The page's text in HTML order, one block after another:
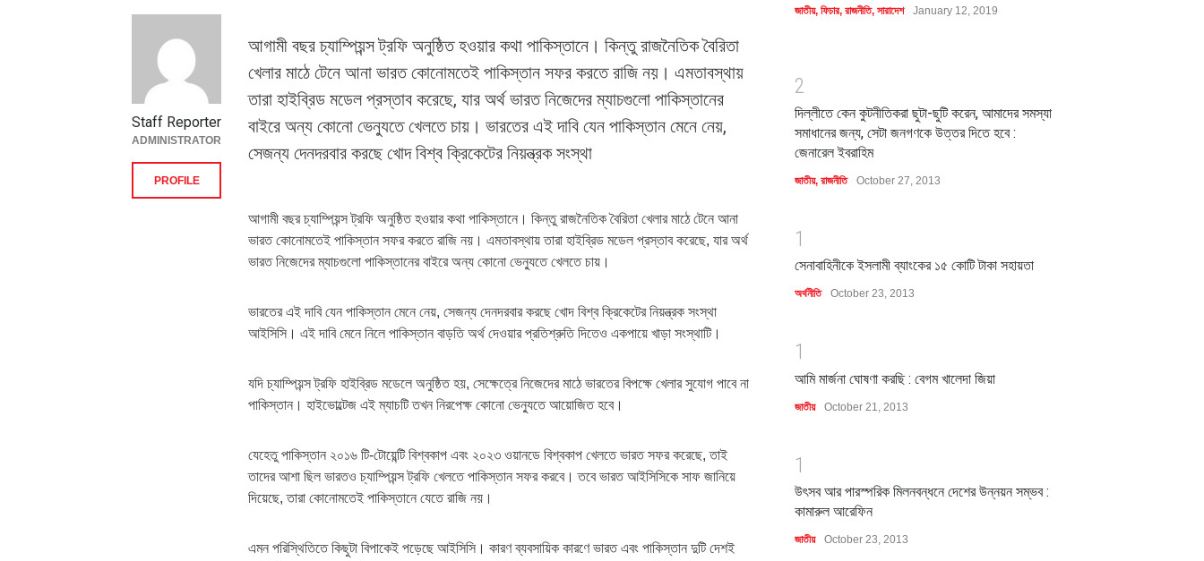
আগামী বছর চ্যাম্পিয়ন্স ট্রফি অনুষ্ঠিত হওয়ার কথা পাকিস্তানে। কিন্তু রাজনৈতিক বৈরিতা
খেলার মাঠে টেনে আনা ভারত কোনোমতেই পাকিস্তান সফর করতে রাজি নয়। এমতাবস্থায়
তারা হাইব্রিড মডেল প্রস্তাব করেছে, যার অর্থ ভারত নিজেদের ম্যাচগুলো পাকিস্তানের
বাইরে অন্য কোনো ভেন্যুতে খেলতে চায়। ভারতের এই দাবি যেন পাকিস্তান মেনে নেয়,
সেজন্য দেনদরবার করছে খোদ বিশ্ব ক্রিকেটের নিয়ন্ত্রক সংস্থা
আগামী বছর চ্যাম্পিয়ন্স ট্রফি অনুষ্ঠিত হওয়ার কথা পাকিস্তানে। কিন্তু রাজনৈতিক বৈরিতা খেলার মাঠে টেনে আনা
ভারত কোনোমতেই পাকিস্তান সফর করতে রাজি নয়। এমতাবস্থায় তারা হাইব্রিড মডেল প্রস্তাব করেছে, যার অর্থ
ভারত নিজেদের ম্যাচগুলো পাকিস্তানের বাইরে অন্য কোনো ভেন্যুতে খেলতে চায়।
ভারতের এই দাবি যেন পাকিস্তান মেনে নেয়, সেজন্য দেনদরবার করছে খোদ বিশ্ব ক্রিকেটের নিয়ন্ত্রক সংস্থা
আইসিসি। এই দাবি মেনে নিলে পাকিস্তান বাড়তি অর্থ দেওয়ার প্রতিশ্রুতি দিতেও একপায়ে খাড়া সংস্থাটি।
যদি চ্যাম্পিয়ন্স ট্রফি হাইব্রিড মডেলে অনুষ্ঠিত হয়, সেক্ষেত্রে নিজেদের মাঠে ভারতের বিপক্ষে খেলার সুযোগ পাবে না
পাকিস্তান। হাইভোল্টেজ এই ম্যাচটি তখন নিরপেক্ষ কোনো ভেন্যুতে আয়োজিত হবে।
যেহেতু পাকিস্তান ২০১৬ টি-টোয়েন্টি বিশ্বকাপ এবং ২০২৩ ওয়ানডে বিশ্বকাপ খেলতে ভারত সফর করেছে, তাই
তাদের আশা ছিল ভারতও চ্যাম্পিয়ন্স ট্রফি খেলতে পাকিস্তান সফর করবে। তবে ভারত আইসিসিকে সাফ জানিয়ে
দিয়েছে, তারা কোনোমতেই পাকিস্তানে যেতে রাজি নয়।
এমন পরিস্থিতিতে কিছুটা বিপাকেই পড়েছে আইসিসি। কারণ ব্যবসায়িক কারণে ভারত এবং পাকিস্তান দুটি দেশই
Staff Reporter
ADMINISTRATOR
PROFILE
জাতীয়, ফিচার, রাজনীতি, সারাদেশ January 12, 2019
2
দিল্লীতে কেন কুটনীতিকরা ছুটা-ছুটি করেন, আমাদের সমস্যা
সমাধানের জন্য, সেটা জনগণকে উত্তর দিতে হবে :
জেনারেল ইবরাহিম
জাতীয়, রাজনীতি October 27, 2013
1
সেনাবাহিনীকে ইসলামী ব্যাংকের ১৫ কোটি টাকা সহায়তা
অর্থনীতি October 23, 2013
1
আমি মার্জনা ঘোষণা করছি : বেগম খালেদা জিয়া
জাতীয় October 21, 2013
1
উৎসব আর পারস্পরিক মিলনবন্ধনে দেশের উন্নয়ন সম্ভব :
কামারুল আরেফিন
জাতীয় October 23, 2013